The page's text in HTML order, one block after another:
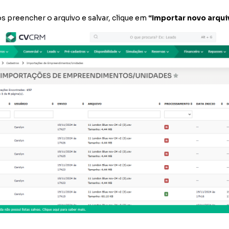
preencher o arquivo e salvar, clique em “Importar novo